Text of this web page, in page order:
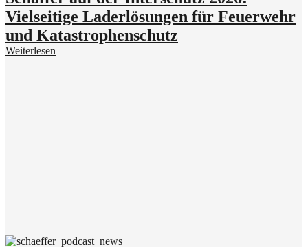
Vielseitige Laderlösungen für Feuerwehr
und Katastrophenschutz
Weiterlesen